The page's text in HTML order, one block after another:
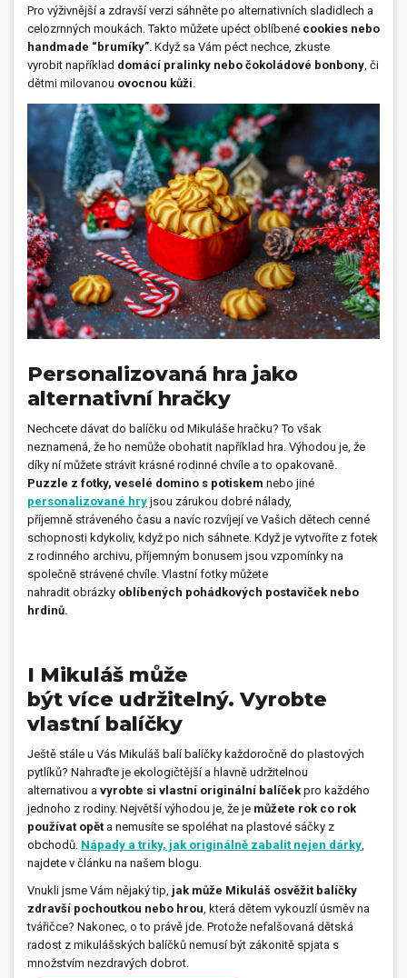
Pro výživnější a zdravší verzi sáhněte po alternativních sladidlech a
celozrnných moukách. Takto můžete upéct oblíbené cookies nebo
handmade “brumíky” . Když sa Vám péct nechce, zkuste
vyrobit například domácí pralinky nebo čokoládové bonbony , či
dětmi milovanou ovocnou kůži
Personalizovaná hra jako
alternativní hračky
Nechcete dávat do balíčku od Mikuláše hračku? To však
neznamená, že ho nemůže obohatit například hra. Výhodou je, že
díky ní můžete strávit krásné rodinné chvíle a to opakovaně.
Puzzle z fotky, veselé domino s potiskem nebo jiné
personalizované hry jsou zárukou dobré nálady,
příjemně stráveného času a navíc rozvíjejí ve Vašich dětech cenné
schopnosti kdykoliv, když po nich sáhnete. Když je vytvoříte z fotek
z rodinného archivu, příjemným bonusem jsou vzpomínky na
společně strávené chvíle. Vlastní fotky můžete
nahradit obrázky oblíbených pohádkových postaviček nebo
hrdinů.
I Mikuláš může
být více udržitelný. Vyrobte
vlastní balíčky
Ještě stále u Vás Mikuláš balí balíčky každoročně do plastových
pytlíků? Nahraďte je ekologičtější a hlavně udržitelnou
alternativou a vyrobte si vlastní originální balíček pro každého
jednoho z rodiny. Největší výhodou je, že je můžete rok co rok
používat opět a nemusíte se spoléhat na plastové sáčky z
obchodů. Nápady a triky, jak originálně zabalit nejen dárky
najdete v článku na našem blogu.
Vnukli jsme Vám nějaký tip, jak může Mikuláš osvěžit balíčky
zdravší pochoutkou nebo hrou , která dětem vykouzlí úsměv na
tvářičce? Nakonec, o to právě jde. Protože nefalšovaná dětská
radost z mikulášských balíčků nemusí být zákonitě spjata s
množstvím nezdravých dobrot.